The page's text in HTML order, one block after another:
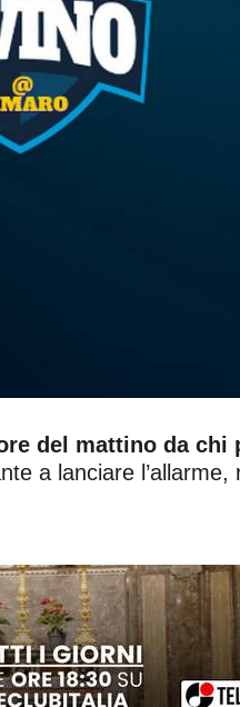
del mattino da chi
a lanciare l’allarme,